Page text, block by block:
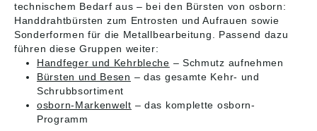
technischem Bedarf aus – bei den Bürsten von osborn:
Handdrahtbürsten zum Entrosten und Aufrauen sowie
Sonderformen für die Metallbearbeitung. Passend dazu
führen diese Gruppen weiter:
Handfeger und Kehrbleche – Schmutz aufnehmen
Bürsten und Besen – das gesamte Kehr- und
Schrubbsortiment
osborn-Markenwelt – das komplette osborn-
Programm